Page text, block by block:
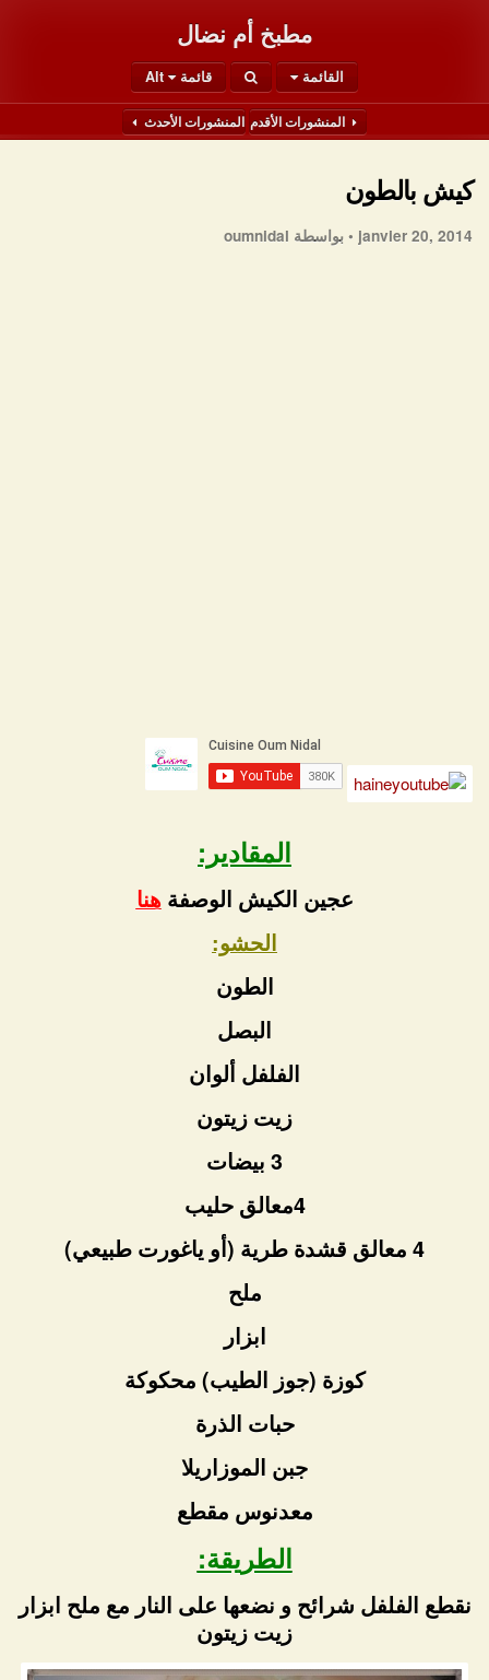
مطبخ أم نضال
القائمة قائمة Alt
المنشورات الأقدم المنشورات الأحدث
كيش بالطون
janvier 20, 2014 • بواسطة oumnidal
المقادير:
عجين الكيش الوصفةهنا
الحشو:
الطون
البصل
الفلفل ألوان
زيت زيتون
3 بيضات
4معالق حليب
4 معالق قشدة طرية (أو ياغورت طبيعي)
ملح
ابزار
كوزة (جوز الطيب) محكوكة
حبات الذرة
جبن الموزاريلا
معدنوس مقطع
الطريقة:
نقطع الفلفل شرائح و نضعها على النار مع ملح ابزار
زيت زيتون